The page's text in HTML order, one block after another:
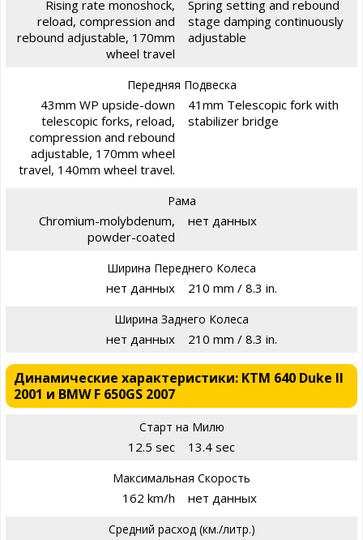
Rising rate monoshock,
reload, compression and
rebound adjustable, 170mm
wheel travel
Spring setting and rebound
stage damping continuously
adjustable
Передняя Подвеска
43mm WP upside-down
telescopic forks, reload,
compression and rebound
adjustable, 170mm wheel
travel, 140mm wheel travel.
41mm Telescopic fork with
stabilizer bridge
Рама
Chromium-molybdenum,
powder-coated
нет данных
Ширина Переднего Колеса
нет данных 210 mm / 8.3 in.
Ширина Заднего Колеса
нет данных 210 mm / 8.3 in.
Динамические характеристики: KTM 640 Duke II
2001 и BMW F 650GS 2007
Старт на Милю
12.5 sec 13.4 sec
Максимальная Скорость
162 km/h нет данных
Средний расход (км./литр.)